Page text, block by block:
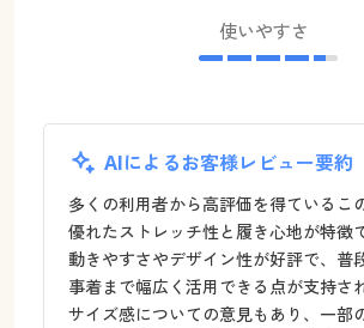
使いやすさ
AIによるお客様レビュー要約
多くの利用者から高評価を得ているこ
優れたストレッチ性と履き心地が特徴
動きやすさやデザイン性が好評で、普
事着まで幅広く活用できる点が支持さ
サイズ感についての意見もあり、一部